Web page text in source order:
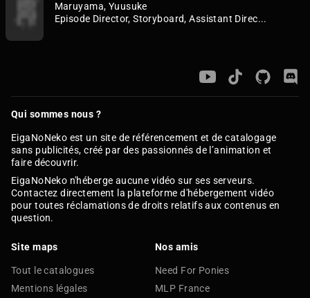
Maruyama, Yuusuke
Episode Director, Storyboard, Assistant Direc...
Qui sommes nous ?
EigaNoNeko est un site de référencement et de catalogage
sans publicités, créé par des passionnés de l’animation et
faire découvrir.
EigaNoNeko n'héberge aucune vidéo sur ses serveurs.
Contactez directement la plateforme d'hébergement vidéo
pour toutes réclamations de droits relatifs aux contenus en
question.
Site maps
Tout le catalogues
Mentions légales
Nos amis
Need For Ponies
MLP France